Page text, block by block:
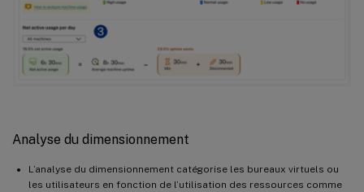
Analyse du dimensionnement
L’analyse du dimensionnement catégorise les bureaux virtuels ou
les utilisateurs en fonction de l’utilisation des ressources comme